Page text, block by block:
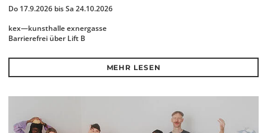
Do 17.9.2026 bis Sa 24.10.2026
kex—kunsthalle exnergasse
Barrierefrei über Lift B
MEHR LESEN